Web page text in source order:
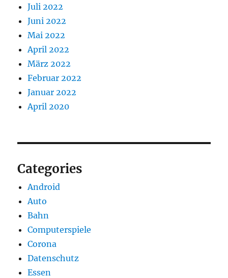
Juli 2022
Juni 2022
Mai 2022
April 2022
März 2022
Februar 2022
Januar 2022
April 2020
Categories
Android
Auto
Bahn
Computerspiele
Corona
Datenschutz
Essen